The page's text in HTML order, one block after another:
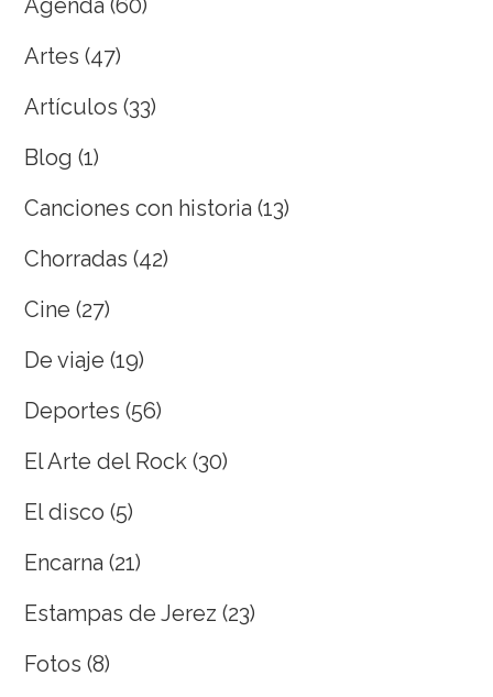
Agenda (60)
Artes (47)
Artículos (33)
Blog (1)
Canciones con historia (13)
Chorradas (42)
Cine (27)
De viaje (19)
Deportes (56)
El Arte del Rock (30)
El disco (5)
Encarna (21)
Estampas de Jerez (23)
Fotos (8)